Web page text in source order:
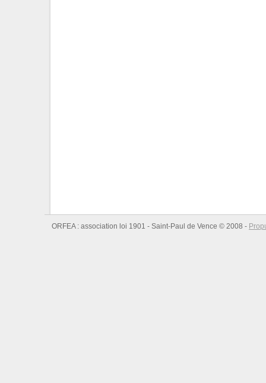
ORFEA : association loi 1901 - Saint-Paul de Vence © 2008 -